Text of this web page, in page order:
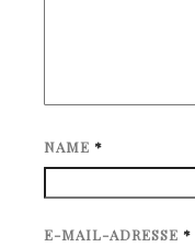
NAME *
E-MAIL-ADRESSE *